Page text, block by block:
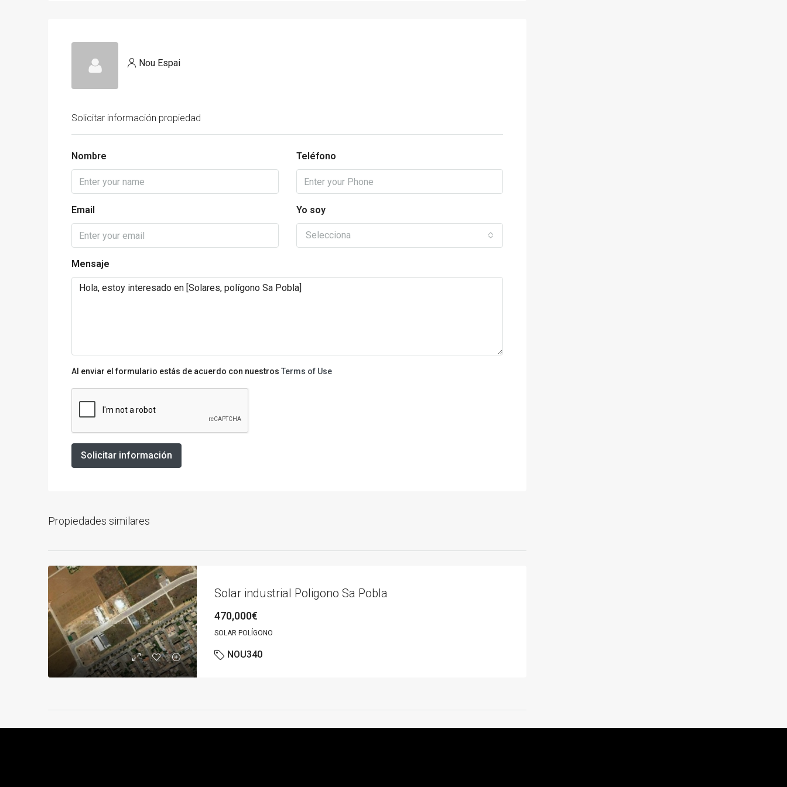
Nou Espai
Solicitar información propiedad
Nombre Teléfono
Email Yo soy
Selecciona
Mensaje
Al enviar el formulario estás de acuerdo con nuestros Terms of Use
Solicitar información
Propiedades similares
Solar industrial Poligono Sa Pobla
470,000€
SOLAR POLÍGONO
NOU340